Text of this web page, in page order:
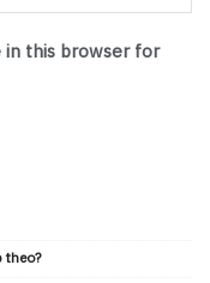
in this browser for
theo?